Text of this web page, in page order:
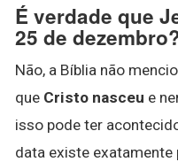
É verdade que
25 de
Não, a Bíblia não
que Cristo nasceu e
isso pode ter
data existe